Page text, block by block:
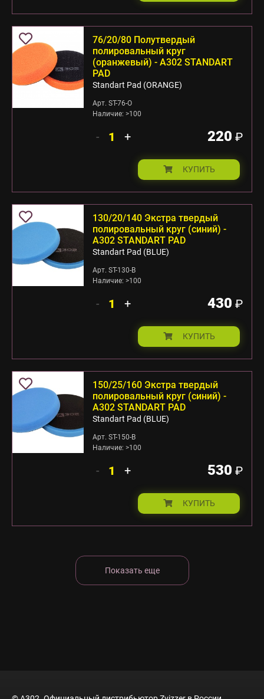
76/20/80 Полутвердый
полировальный круг
(оранжевый) - А302 STANDART
PAD
Standart Pad (ORANGE)
Арт. ST-76-O
Наличие: >100
- + 220 ₽
КУПИТЬ
130/20/140 Экстра твердый
полировальный круг (синий) -
А302 STANDART PAD
Standart Pad (BLUE)
Арт. ST-130-B
Наличие: >100
- + 430 ₽
КУПИТЬ
150/25/160 Экстра твердый
полировальный круг (синий) -
А302 STANDART PAD
Standart Pad (BLUE)
Арт. ST-150-B
Наличие: >100
- + 530 ₽
КУПИТЬ
Показать еще